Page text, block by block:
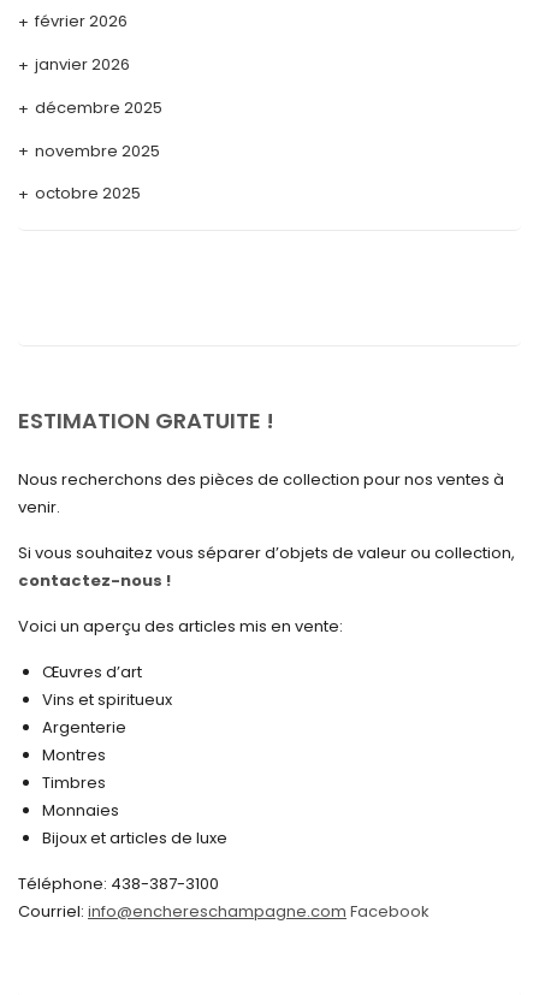
février 2026
janvier 2026
décembre 2025
novembre 2025
octobre 2025
avril 2025
février 2025
décembre 2024
novembre 2024
octobre 2024
septembre 2024
août 2024
mai 2024
avril 2024
ESTIMATION GRATUITE !
Nous recherchons des pièces de collection pour nos ventes à
venir.
Si vous souhaitez vous séparer d’objets de valeur ou collection,
contactez-nous !
Voici un aperçu des articles mis en vente:
Œuvres d’art
Vins et spiritueux
Argenterie
Montres
Timbres
Monnaies
Bijoux et articles de luxe
Téléphone: 438-387-3100
Courriel: info@enchereschampagne.com Facebook